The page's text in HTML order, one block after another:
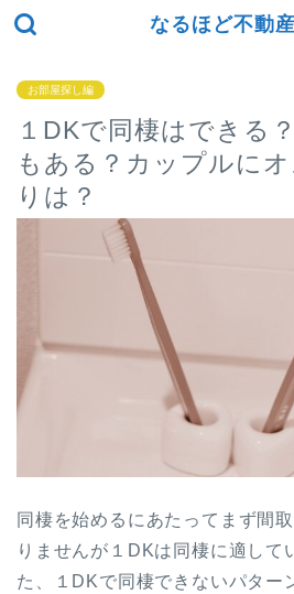
なるほど不動
お部屋探し編
１DKで同棲はできる
もある？カップルに
りは？
同棲を始めるにあたってまず間
りませんが１DKは同棲に適して
た、１DKで同棲できないパター